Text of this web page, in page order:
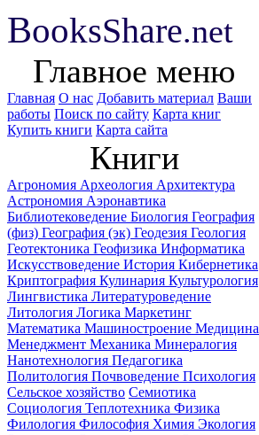
BooksShare.net
Главное меню
Главная О нас Добавить материал Ваши
работы Поиск по сайту Карта книг
Купить книги Карта сайта
Книги
Агрономия Археология Архитектура
Астрономия Аэронавтика
Библиотековедение Биология География
(физ) География (эк) Геодезия Геология
Геотектоника Геофизика Информатика
Искусствоведение История Кибернетика
Криптография Кулинария Культурология
Лингвистика Литературоведение
Литология Логика Маркетинг
Математика Машиностроение Медицина
Менеджмент Механика Минералогия
Нанотехнология Педагогика
Политология Почвоведение Психология
Сельское хозяйство Семиотика
Социология Теплотехника Физика
Филология Философия Химия Экология